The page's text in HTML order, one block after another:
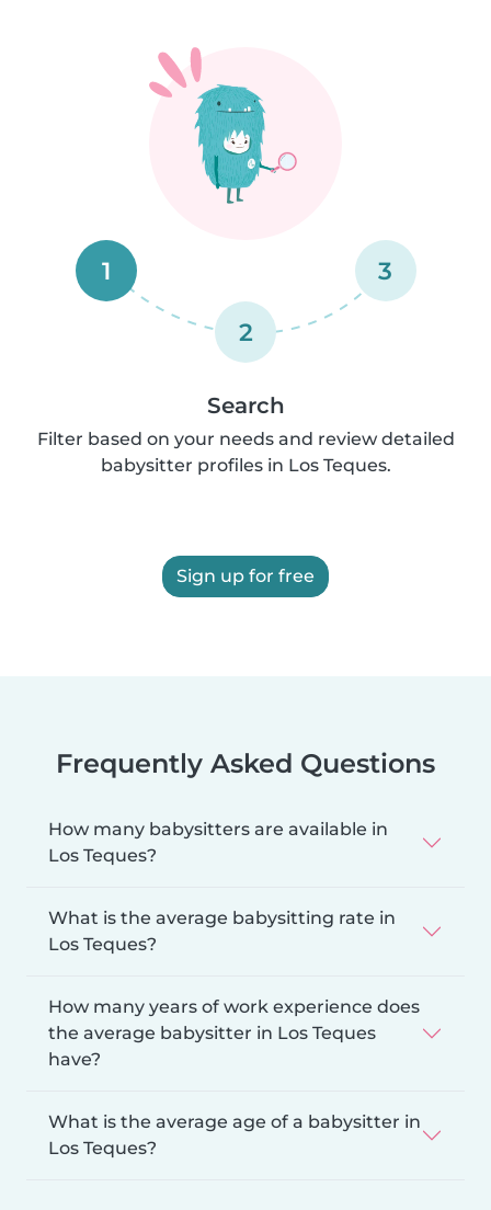
1
2
3
Search
Filter based on your needs and review detailed
babysitter profiles in Los Teques.
Sign up for free
Frequently Asked Questions
How many babysitters are available in
Los Teques?
What is the average babysitting rate in
Los Teques?
How many years of work experience does
the average babysitter in Los Teques
have?
What is the average age of a babysitter in
Los Teques?